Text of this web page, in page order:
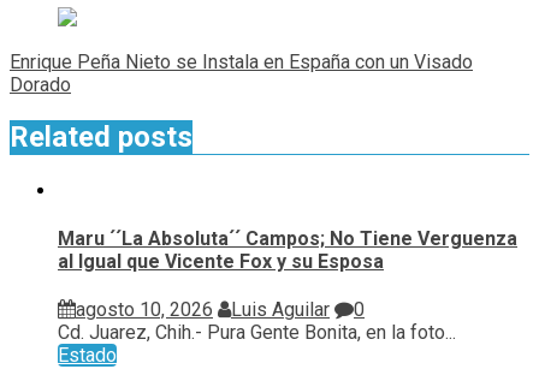
Enrique Peña Nieto se Instala en España con un Visado
Dorado
Related posts
Maru ´´La Absoluta´´ Campos; No Tiene Verguenza
al Igual que Vicente Fox y su Esposa
agosto 10, 2026 Luis Aguilar
0
Cd. Juarez, Chih.- Pura Gente Bonita, en la foto...
Estado